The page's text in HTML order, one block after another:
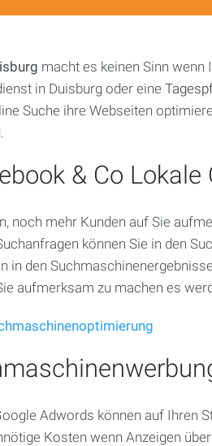
macht es keinen Sinn wenn
in Duisburg oder eine
Suche ihre Webseiten
& Co
noch mehr Kunden auf Sie
können Sie in den
in den
aufmerksam zu machen es
Adwords können auf Ihren
Kosten wenn Anzeigen